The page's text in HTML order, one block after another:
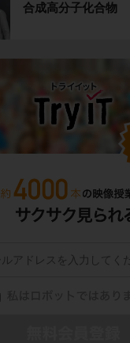
合成高分子化合物